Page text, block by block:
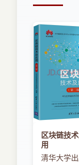
区块链技
用
清华大学